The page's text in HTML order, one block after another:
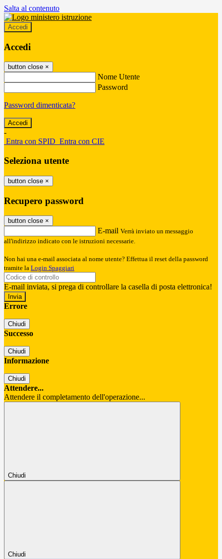
Salta al contenuto
Accedi
Accedi
button close ×
Nome Utente
Password
Password dimenticata?
-
Entra con SPID Entra con CIE
Seleziona utente
button close ×
Recupero password
button close ×
E-mail Verrà inviato un messaggio
all'indirizzo indicato con le istruzioni necessarie.
Non hai una e-mail associata al nome utente? Effettua il reset della password
tramite la Login Spaggiari
E-mail inviata, si prega di controllare la casella di posta elettronica!
Errore
Chiudi
Successo
Chiudi
Informazione
Chiudi
Attendere...
Attendere il completamento dell'operazione...
Chiudi
Chiudi